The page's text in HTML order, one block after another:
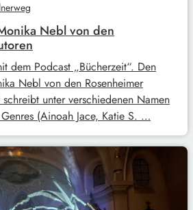
Nebl von den
dem Podcast „Bücherzeit“. Den
Nebl von den Rosenheimer
unter verschiedenen Namen
(Ainoah Jace, Katie S. …